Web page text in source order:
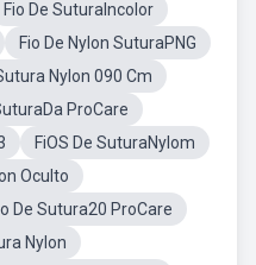
Fio De SuturaIncolor
Fio De Nylon SuturaPNG
Nylon 090 Cm
ProCare
FiOS De SuturaNylom
Oculto
De Sutura20 ProCare
Nylon